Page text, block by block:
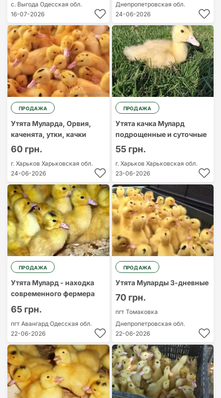
с. Выгода Одесская обл.
16-07-2026
Днепропетровская обл.
24-06-2026
ПРОДАЖА
Утята Муларда, Орвия,
каченята, утки, качки
60 грн.
г. Харьков Харьковская обл.
24-06-2026
ПРОДАЖА
Утята качка Мулард
подрощенные и суточные
55 грн.
г. Харьков Харьковская обл.
23-06-2026
ПРОДАЖА
Утята Мулард - находка
современного фермера
65 грн.
пгт Авангард Одесская обл.
22-06-2026
ПРОДАЖА
Утята Муларды 3-дневные
70 грн.
пгт Томаковка
Днепропетровская обл.
22-06-2026